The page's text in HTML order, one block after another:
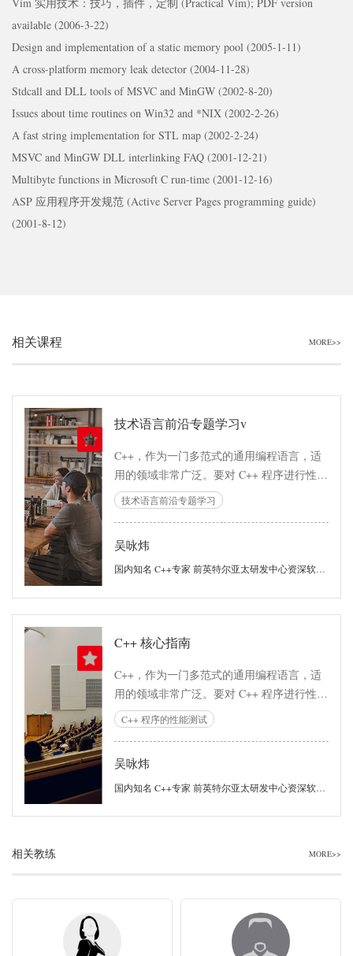
available (2006-3-22)
Design and implementation of a static memory pool (2005-1-11)
A cross-platform memory leak detector (2004-11-28)
Stdcall and DLL tools of MSVC and MinGW (2002-8-20)
Issues about time routines on Win32 and *NIX (2002-2-26)
A fast string implementation for STL map (2002-2-24)
MSVC and MinGW DLL interlinking FAQ (2001-12-21)
Multibyte functions in Microsoft C run-time (2001-12-16)
ASP 应用程序开发规范 (Active Server Pages programming guide)
(2001-8-12)
相关课程 MORE>>
技术语言前沿专题学习v
C++，作为一门多范式的通用编程语言，适
用的领域非常广泛。要对 C++ 程序进行性能
优化，牵涉到的方方面面也非常多。本课程
以现代 C++ 程序为中心，讨论如何对 C++
容，也有跟语言关系较少、但在实践中经常
伴随 C++ 程序出现的问题。
技术语言前沿专题学习
吴咏炜
国内知名 C++专家 前英特尔亚太研发中心资深软件架构师
C++ 核心指南
C++，作为一门多范式的通用编程语言，适
用的领域非常广泛。要对 C++ 程序进行性能
优化，牵涉到的方方面面也非常多。本课程
以现代 C++ 程序为中心，讨论如何对 C++
内容，也有跟语言关系较少、但在实践中经
常伴随 C++ 程序出现的问题。
C++ 程序的性能测试
吴咏炜
国内知名 C++专家 前英特尔亚太研发中心资深软件架构师
相关教练 MORE>>